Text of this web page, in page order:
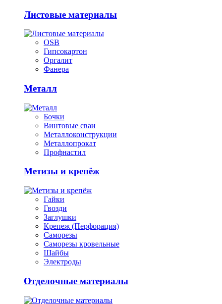
Листовые материалы
OSB
Гипсокартон
Оргалит
Фанера
Металл
Бочки
Винтовые сваи
Металлоконструкции
Металлопрокат
Профнастил
Метизы и крепёж
Гайки
Гвозди
Заглушки
Крепеж (Перфорация)
Саморезы
Саморезы кровельные
Шайбы
Электроды
Отделочные материалы